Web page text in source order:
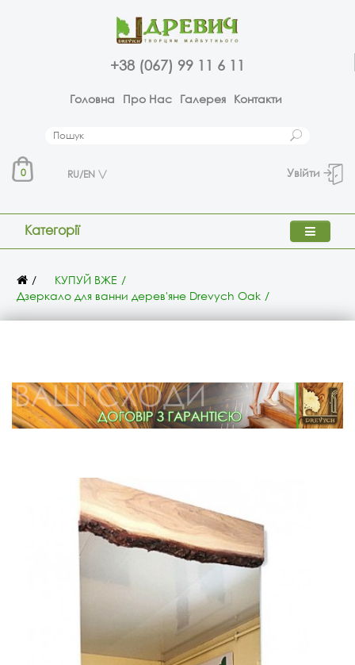
+38 (067) 99 11 6 11
Головна Про Нас Галерея Контакти
0 RU/EN Увійти
Категорії
КУПУЙ ВЖЕ
Дзеркало для ванни дерев'яне Drevych Oak